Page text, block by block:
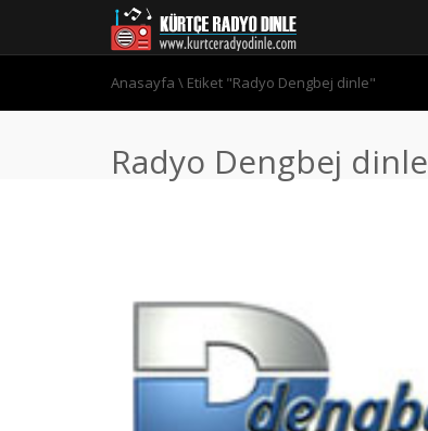
Anasayfa \ Etiket "Radyo Dengbej dinle"
Radyo Dengbej dinle